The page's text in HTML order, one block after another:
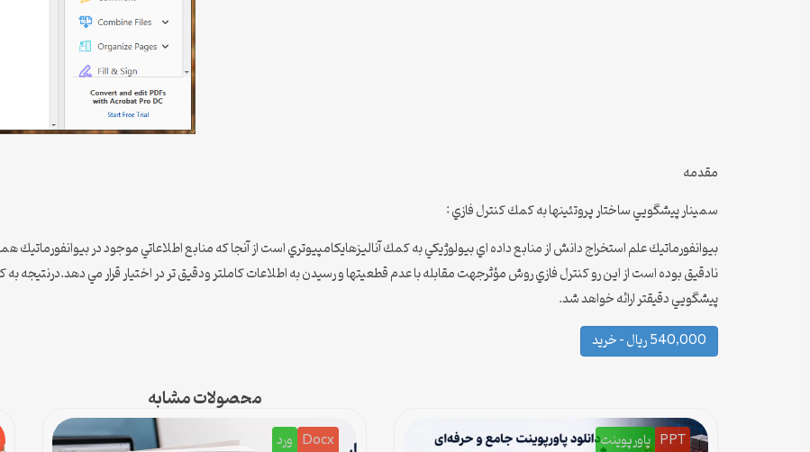
مقدمه
سمینار پيشگويي ساختار پروتئينها به كمك كنترل فازي :
بيوانفورماتيك علم استخراج دانش از منابع داده اي بيولوژيكي به كمك آناليزهايكامپيوتري است از آنجا كه منابع اطلاعاتي موجود در
نادقيق بوده است از اين رو كنترل فازي روش مؤثرجهت مقابله با عدم قطعيتها و رسيدن به اطلاعات كاملتر ودقيق تر در اختيار قرار مي
پيشگويي دقيقتر ارائه خواهد شد.
540,000 ریال – خرید
محصولات مشابه
PPT پاورپوینت Docx ورد